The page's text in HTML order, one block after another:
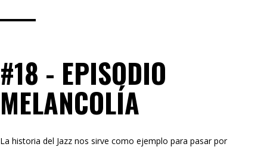
#18 - EPISODIO
MELANCOLÍA
La historia del Jazz nos sirve como ejemplo para pasar por